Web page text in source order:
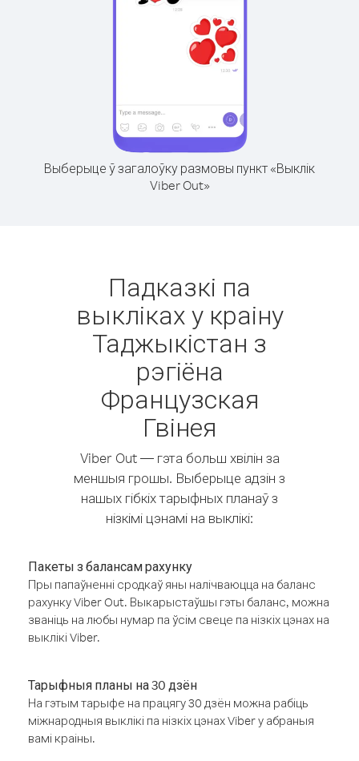
Выберыце ў загалоўку размовы пункт «Выклік
Viber Out»
Падказкі па
выкліках у краіну
Таджыкістан з
рэгіёна
Французская
Гвінея
Viber Out — гэта больш хвілін за
меншыя грошы. Выберыце адзін з
нашых гібкіх тарыфных планаў з
нізкімі цэнамі на выклікі:
Пакеты з балансам рахунку
Пры папаўненні сродкаў яны налічваюцца на баланс
рахунку Viber Out. Выкарыстаўшы гэты баланс, можна
званіць на любы нумар па ўсім свеце па нізкіх цэнах на
выклікі Viber.
Тарыфныя планы на 30 дзён
На гэтым тарыфе на працягу 30 дзён можна рабіць
міжнародныя выклікі па нізкіх цэнах Viber у абраныя
вамі краіны.